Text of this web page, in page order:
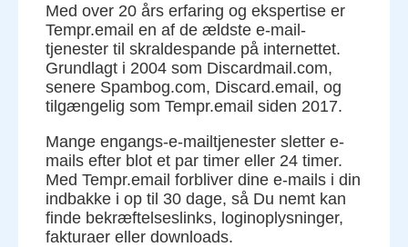
Med over 20 års erfaring og ekspertise er
Tempr.email en af de ældste e-mail-
tjenester til skraldespande på internettet.
Grundlagt i 2004 som Discardmail.com,
senere Spambog.com, Discard.email, og
tilgængelig som Tempr.email siden 2017.
Mange engangs-e-mailtjenester sletter e-
mails efter blot et par timer eller 24 timer.
Med Tempr.email forbliver dine e-mails i din
indbakke i op til 30 dage, så Du nemt kan
finde bekræftelseslinks, loginoplysninger,
fakturaer eller downloads.